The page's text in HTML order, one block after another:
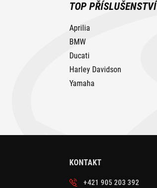
TOP PŘÍSLUŠENSTVÍ
Aprilia
BMW
Ducati
Harley Davidson
Yamaha
KONTAKT
+421 905 203 392